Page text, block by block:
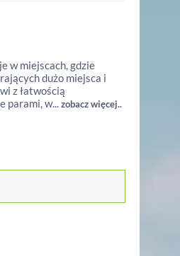
w miejscach, gdzie
dużo miejsca i
z łatwością
parami, w...zobacz więcej..